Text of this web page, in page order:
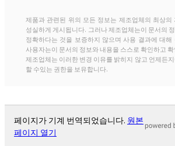
제품과 관련된 위의 모든 정보는 제조업체의 최상의
성실하게 게시됩니다. 그러나 제조업체는이 문서의
정확하다는 것을 보증하지 않으며 사용 결과에 대해
사용자는이 문서의 정보와 내용을 스스로 확인하고
제조업체는 이러한 변경 이유를 밝히지 않고 언제든
할 수있는 권한을 보유합니다.
페이지가 기계 번역되었습니다. 원본
페이지 열기